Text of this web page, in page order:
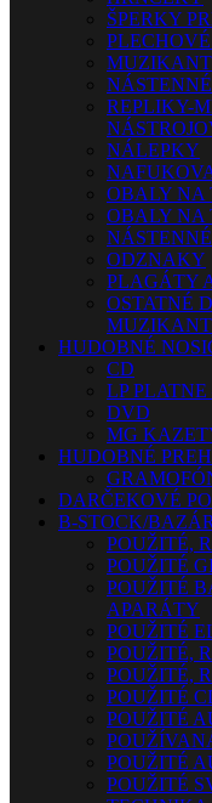
ŠPERKY
REPLIKY-
NÁLEPKY
OBALY NA
OBALY NA
ODZNAKY
PLAGÁTY
OSTATNÉ
HUDOBNÉ
CD
LP
DVD
MG
HUDOBNÉ
DARČEKOVÉ
B-STOCK/BAZÁR
POUŽITÉ,
POUŽITÉ
POUŽITÉ
APARÁTY
POUŽITÉ
POUŽITÉ,
POUŽITÉ,
POUŽITÉ
POUŽITÉ
POUŽITÉ
POUŽITÉ